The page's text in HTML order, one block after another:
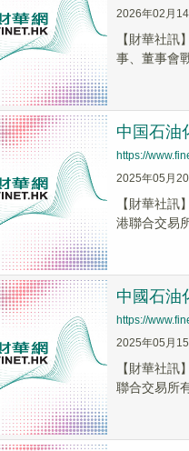
2026年02月
【財華社
事、董事會
中国石油
https://
2025年05月
【財華社
港聯合交易
中國石油
https://
2025年05月
【財華社
聯合交易所